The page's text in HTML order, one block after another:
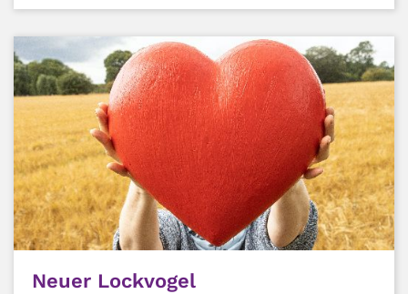
Neuer Lockvogel